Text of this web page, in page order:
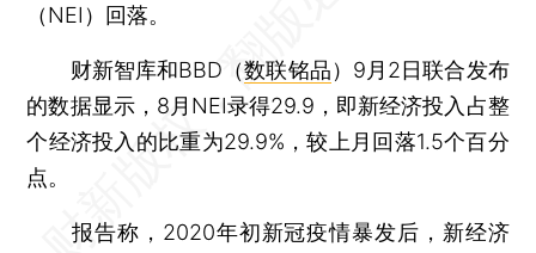
（NEI）回落。
财新智库和BBD（数联铭品）9月2日联合发布
的数据显示，8月NEI录得29.9，即新经济投入占整
个经济投入的比重为29.9%，较上月回落1.5个百分
点。
报告称，2020年初新冠疫情暴发后，新经济